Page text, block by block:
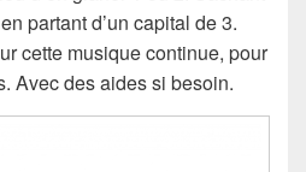
partant d’un capital de 3.
cette musique continue, pour
Avec des aides si besoin.